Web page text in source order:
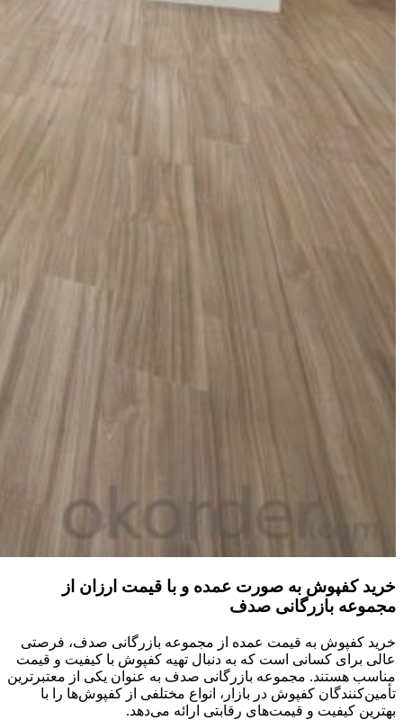
خرید کفپوش به صورت عمده و با قیمت ارزان از
مجموعه بازرگانی صدف
خرید کفپوش به قیمت عمده از مجموعه بازرگانی صدف، فرصتی
عالی برای کسانی است که به دنبال تهیه کفپوش با کیفیت و قیمت
مناسب هستند. مجموعه بازرگانی صدف به عنوان یکی از معتبرترین
تأمین‌کنندگان کفپوش در بازار، انواع مختلفی از کفپوش‌ها را با
بهترین کیفیت و قیمت‌های رقابتی ارائه می‌دهد.